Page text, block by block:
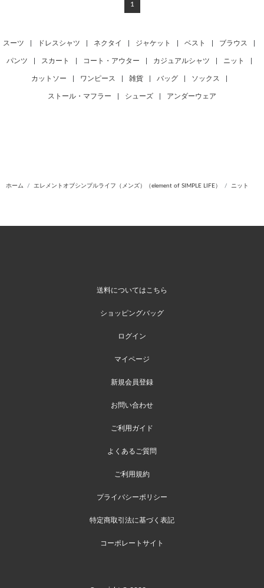
1
スーツ ドレスシャツ ネクタイ ジャケット ベスト ブラウス
パンツ スカート コート・アウター カジュアルシャツ ニット
カットソー ワンピース 雑貨 バッグ ソックス
ストール・マフラー シューズ アンダーウェア
ホーム エレメントオブシンプルライフ（メンズ）（element of SIMPLE LIFE） ニット
送料についてはこちら
ショッピングバッグ
ログイン
マイページ
新規会員登録
お問い合わせ
ご利用ガイド
よくあるご質問
ご利用規約
プライバシーポリシー
特定商取引法に基づく表記
コーポレートサイト